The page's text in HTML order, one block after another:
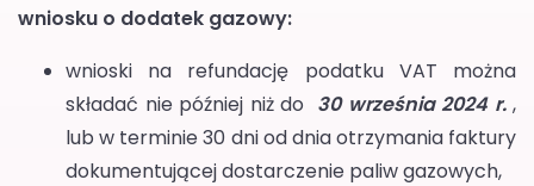
wniosku o dodatek gazowy:
wnioski na refundację podatku VAT można
składać nie później niż do 30 września 2024 r.,
lub w terminie 30 dni od dnia otrzymania faktury
dokumentującej dostarczenie paliw gazowych,